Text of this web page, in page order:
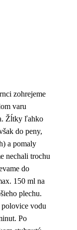
zohrejeme
varu
Žĺtky ľahko
do peny,
a pomaly
nechali trochu
do
150 ml na
plechu.
polovice vodu
Po